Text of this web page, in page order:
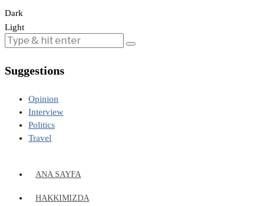
Dark
Light
Suggestions
Opinion
Interview
Politics
Travel
ANA SAYFA
HAKKIMIZDA